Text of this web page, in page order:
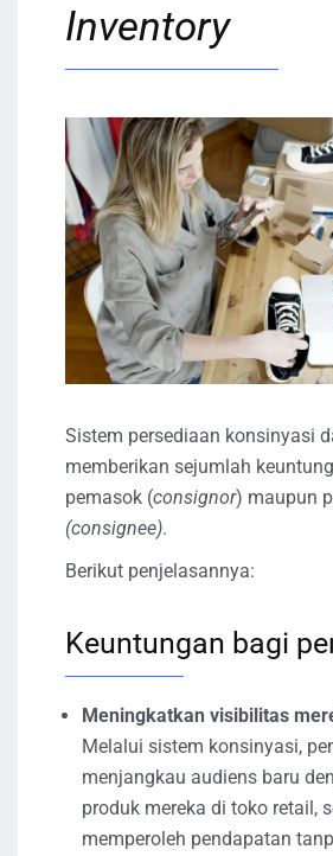
Inventory
Sistem persediaan konsinyasi
memberikan sejumlah
pemasok (consignor) maupun
(consignee).
Berikut penjelasannya:
Keuntungan bagi
Meningkatkan visibilitas
Melalui sistem konsinyasi,
menjangkau audiens baru
produk mereka di toko retail,
memperoleh pendapatan